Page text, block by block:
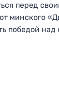
перед
минского
победой